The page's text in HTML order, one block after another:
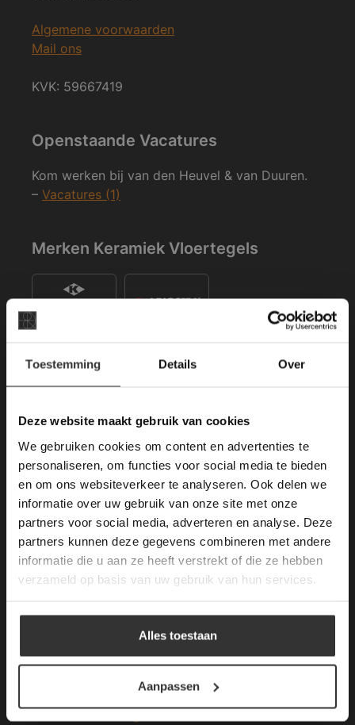
Toestemming Details Over
Deze website maakt gebruik van cookies
We gebruiken cookies om content en advertenties te
personaliseren, om functies voor social media te bieden
en om ons websiteverkeer te analyseren. Ook delen we
informatie over uw gebruik van onze site met onze
partners voor social media, adverteren en analyse. Deze
partners kunnen deze gegevens combineren met andere
informatie die u aan ze heeft verstrekt of die ze hebben
verzameld op basis van uw gebruik van hun services.
Alles toestaan
Aanpassen
Algemene voorwaarden
Mail ons
KVK: 59667419
Openstaande Vacatures
Kom werken bij van den Heuvel & van Duuren.
– Vacatures (1)
Merken Keramiek Vloertegels
Merken Keramiek Terrastegels
Merken Glasmozaïek
Natuursteen vloeren
Deze website maakt
gebruik van cookies.
This Cookie Banner was deleted and is no
longer working. Please contact the website
administrator.
Deze website gebruikt cookies om de
gebruikerservaring te verbeteren. Door
gebruik te maken van onze website geeft u
toestemming voor alle cookies in
overeenstemming met ons cookiebeleid.Lees
verder
ALLES ACCEPTEREN
ALLES AFWIJZEN
DETAILS WEERGEVEN